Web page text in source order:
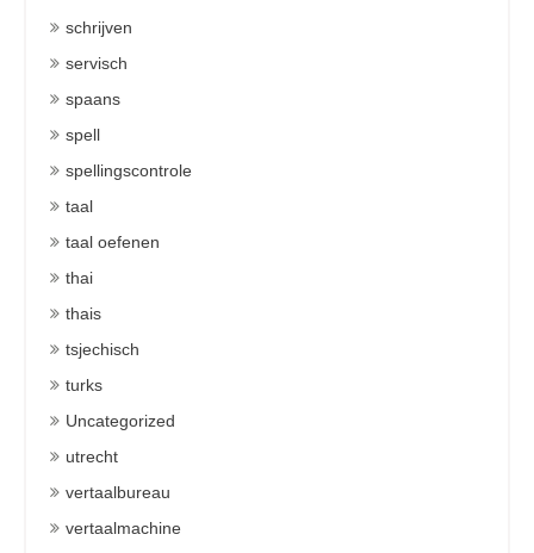
schrijven
servisch
spaans
spell
spellingscontrole
taal
taal oefenen
thai
thais
tsjechisch
turks
Uncategorized
utrecht
vertaalbureau
vertaalmachine